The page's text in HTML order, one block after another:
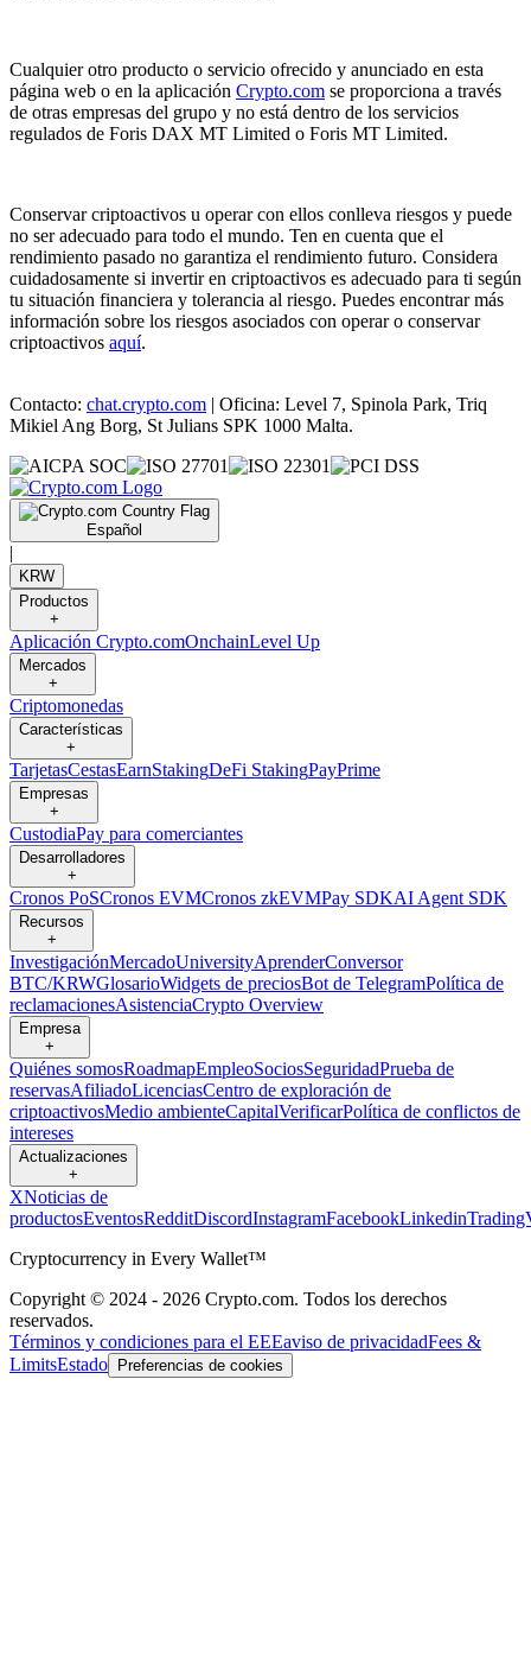
Cualquier otro producto o servicio ofrecido y anunciado en esta
página web o en la aplicación Crypto.com se proporciona a través
de otras empresas del grupo y no está dentro de los servicios
regulados de Foris DAX MT Limited o Foris MT Limited.
Conservar criptoactivos u operar con ellos conlleva riesgos y puede
no ser adecuado para todo el mundo. Ten en cuenta que el
rendimiento pasado no garantiza el rendimiento futuro. Considera
cuidadosamente si invertir en criptoactivos es adecuado para ti según
tu situación financiera y tolerancia al riesgo. Puedes encontrar más
información sobre los riesgos asociados con operar o conservar
criptoactivos aquí.
Contacto: chat.crypto.com | Oficina: Level 7, Spinola Park, Triq
Mikiel Ang Borg, St Julians SPK 1000 Malta.
Español
|
KRW
Productos
+
Aplicación Crypto.comOnchainLevel Up
Mercados
+
Criptomonedas
Características
+
TarjetasCestasEarnStakingDeFi StakingPayPrime
Empresas
+
CustodiaPay para comerciantes
Desarrolladores
+
Cronos PoSCronos EVMCronos zkEVMPay SDKAI Agent SDK
Recursos
+
InvestigaciónMercadoUniversityAprenderConversor
BTC/KRWGlosarioWidgets de preciosBot de TelegramPolítica de
reclamacionesAsistenciaCrypto Overview
Empresa
+
Quiénes somosRoadmapEmpleoSociosSeguridadPrueba de
reservasAfiliadoLicenciasCentro de exploración de
criptoactivosMedio ambienteCapitalVerificarPolítica de conflictos de
intereses
Actualizaciones
+
XNoticias de
productosEventosRedditDiscordInstagramFacebookLinkedin
Cryptocurrency in Every Wallet™
Copyright © 2024 - 2026 Crypto.com. Todos los derechos
reservados.
Términos y condiciones para el EEEaviso de privacidadFees &
LimitsEstado Preferencias de cookies